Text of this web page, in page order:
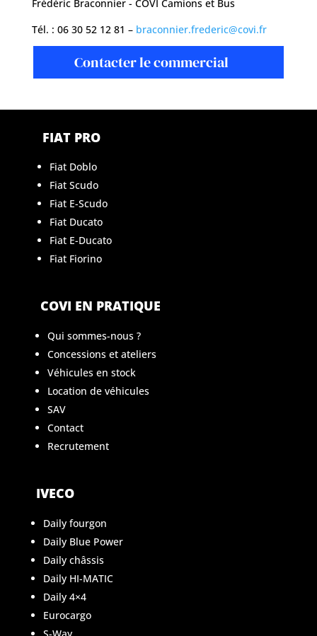
Frédéric Braconnier - COVI Camions et Bus
Tél. : 06 30 52 12 81 – braconnier.frederic@covi.fr
Contacter le commercial
FIAT PRO
Fiat Doblo
Fiat Scudo
Fiat E-Scudo
Fiat Ducato
Fiat E-Ducato
Fiat Fiorino
COVI EN PRATIQUE
Qui sommes-nous ?
Concessions et ateliers
Véhicules en stock
Location de véhicules
SAV
Contact
Recrutement
IVECO
Daily fourgon
Daily Blue Power
Daily châssis
Daily HI-MATIC
Daily 4×4
Eurocargo